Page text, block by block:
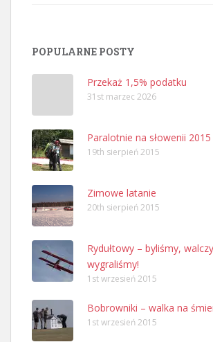
POPULARNE POSTY
Przekaż 1,5% podatku
31st marzec 2026
Paralotnie na słowenii 2015
19th sierpień 2015
Zimowe latanie
20th sierpień 2015
Rydułtowy – byliśmy,
wygraliśmy!
1st wrzesień 2015
Bobrowniki – walka na
1st wrzesień 2015